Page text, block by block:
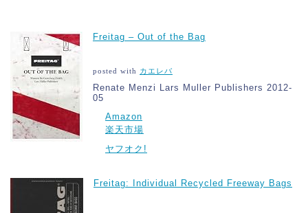
Freitag – Out of the Bag
posted with カエレバ
Renate Menzi Lars Muller Publishers 2012-
05
Amazon
楽天市場
ヤフオク!
Freitag: Individual Recycled Freeway Bags